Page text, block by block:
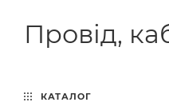
Провід,
КАТАЛОГ